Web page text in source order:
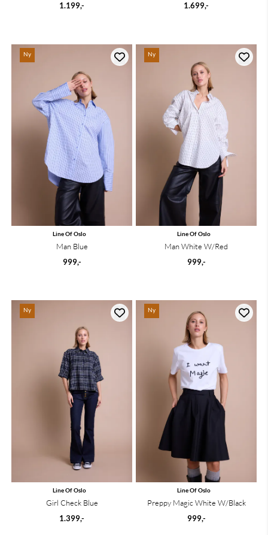
1.199,-
1.699,-
Ny
Line Of Oslo
Man Blue
999,-
Ny
Line Of Oslo
Man White W/Red
999,-
Ny
Line Of Oslo
Girl Check Blue
1.399,-
Ny
Line Of Oslo
Preppy Magic White W/Black
999,-